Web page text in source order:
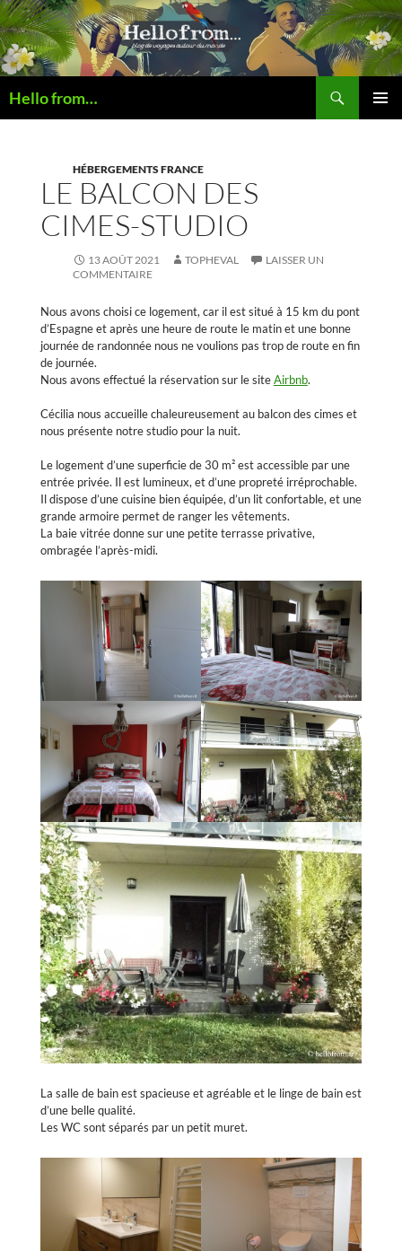
Hello from…
HÉBERGEMENTS FRANCE
LE BALCON DES
CIMES-STUDIO
13 AOÛT 2021 TOPHEVAL
LAISSER UN
COMMENTAIRE
Nous avons choisi ce logement, car il est situé à 15 km du pont
d’Espagne et après une heure de route le matin et une bonne
journée de randonnée nous ne voulions pas trop de route en fin
de journée.
Nous avons effectué la réservation sur le siteAirbnb.
Cécilia nous accueille chaleureusement au balcon des cimes et
nous présente notre studio pour la nuit.
Le logement d’une superficie de 30 m² est accessible par une
entrée privée. Il est lumineux, et d’une propreté irréprochable.
Il dispose d’une cuisine bien équipée, d’un lit confortable, et une
grande armoire permet de ranger les vêtements.
La baie vitrée donne sur une petite terrasse privative,
ombragée l’après-midi.
La salle de bain est spacieuse et agréable et le linge de bain est
d’une belle qualité.
Les WC sont séparés par un petit muret.